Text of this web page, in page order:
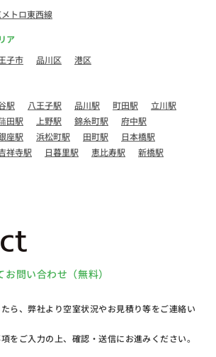
トロ東西線
ア
子市 品川区 港区
駅 八王子駅 品川駅 町田駅
立川駅
田駅 上野駅 錦糸町駅
府中駅
座駅 浜松町駅 田町駅
日本橋駅
祥寺駅 日暮里駅 恵比寿駅
新橋駅
問い合わせ（無料）
ら、弊社より空室状況やお見積り等をご連絡い
をご入力の上、確認・送信にお進みください。